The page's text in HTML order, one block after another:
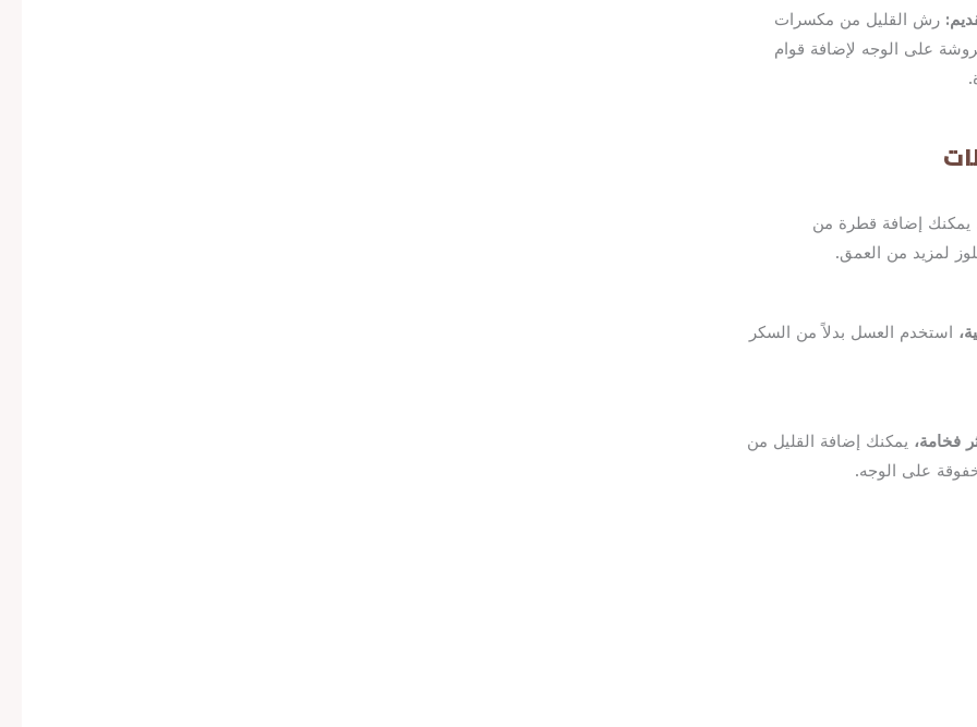
رش القليل من مكسرات
على الوجه لإضافة قوام
يمكنك إضافة قطرة من
لمزيد من العمق.
استخدم العسل بدلاً من السكر
فخامة، يمكنك إضافة القليل من
على الوجه.